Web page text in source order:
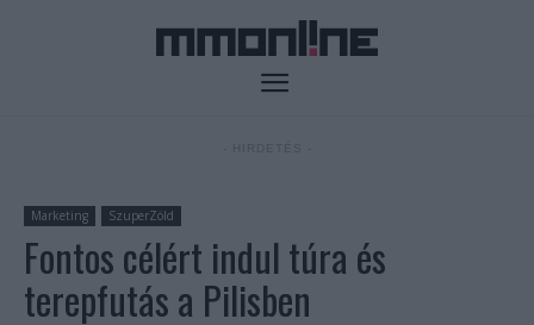
Marketing SzuperZöld
Fontos célért indul túra és
terepfutás a Pilisben